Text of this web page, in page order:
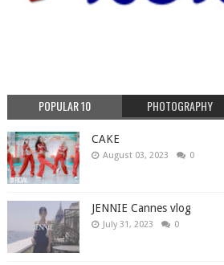
POPULAR 10 PHOTOGRAPHY
CAKE
August 03, 2023 0
JENNIE Cannes vlog
July 31, 2023 0